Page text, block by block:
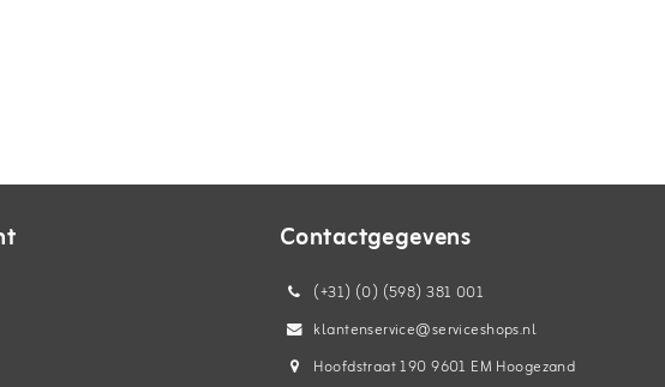
Contactgegevens
(+31) (0) (598) 381 001
klantenservice@serviceshops.nl
Hoofdstraat 190 9601 EM Hoogezand